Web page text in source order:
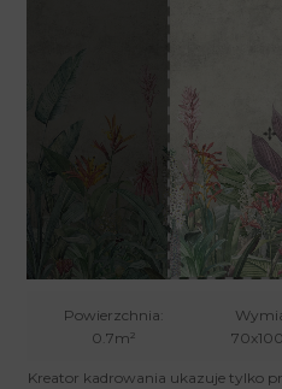
Powierzchnia:
0.7m²
Kreator kadrowania ukazuje tylko